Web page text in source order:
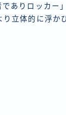
でありロッカー
立体的に浮か